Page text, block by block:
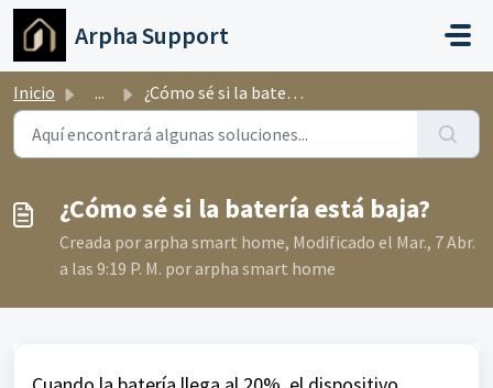
Ir al contenido principal
Arpha Support
Inicio ... ¿Cómo sé si la batería está baja?
¿Cómo sé si la batería está baja?
Creada por arpha smart home, Modificado el Mar., 7 Abr.
a las 9:19 P. M. por arpha smart home